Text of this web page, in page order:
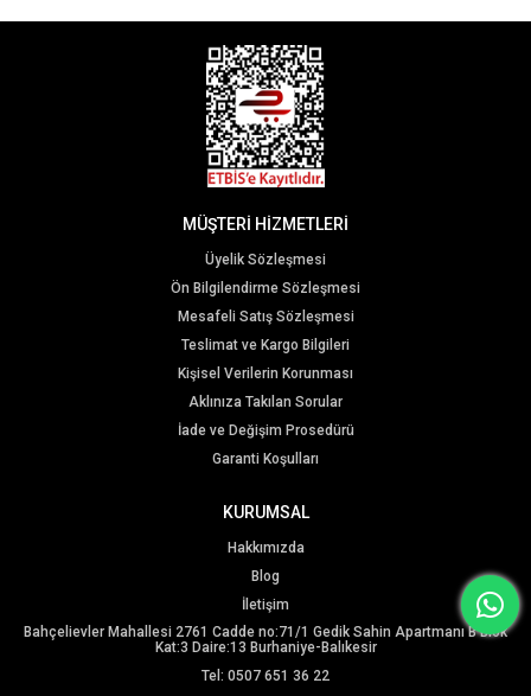
MÜŞTERİ HİZMETLERİ
Üyelik Sözleşmesi
Ön Bilgilendirme Sözleşmesi
Mesafeli Satış Sözleşmesi
Teslimat ve Kargo Bilgileri
Kişisel Verilerin Korunması
Aklınıza Takılan Sorular
İade ve Değişim Prosedürü
Garanti Koşulları
KURUMSAL
Hakkımızda
Blog
İletişim
Bahçelievler Mahallesi 2761 Cadde no:71/1 Gedik Sahin Apartmanı B Blok
Kat:3 Daire:13 Burhaniye-Balıkesir
Tel: 0507 651 36 22